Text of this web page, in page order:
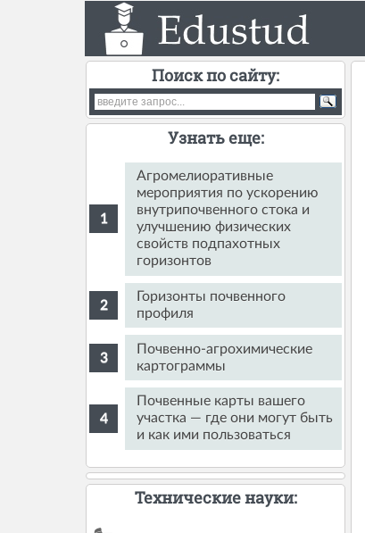
Поиск по сайту:
Узнать еще:
Агромелиоративные
мероприятия по ускорению
внутрипочвенного стока и
улучшению физических
свойств подпахотных
горизонтов
Горизонты почвенного
профиля
Почвенно-агрохимические
картограммы
Почвенные карты вашего
участка — где они могут быть
и как ими пользоваться
Технические науки: